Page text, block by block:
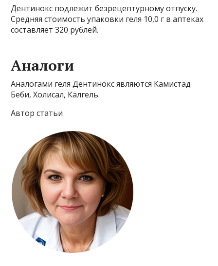
Дентинокс подлежит безрецептурному отпуску.
Средняя стоимость упаковки геля 10,0 г в аптеках
составляет 320 рублей.
Аналоги
Аналогами геля Дентинокс являются Камистад
Беби, Холисал, Калгель.
Автор статьи